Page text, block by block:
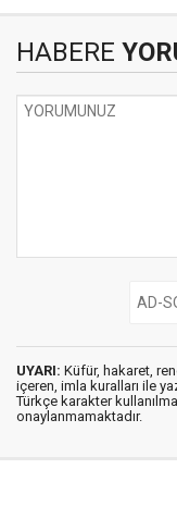
HABERE
UYARI: Küfür, hakaret,
içeren, imla kuralları ile
Türkçe karakter
onaylanmamaktadır.